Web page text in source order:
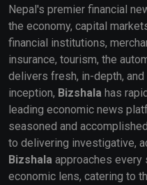
Nepal's premier financial
the economy, capital
financial institutions,
insurance, tourism, the
delivers fresh, in-depth,
inception, Bizshala has
leading economic news
seasoned and
to delivering investigative,
Bizshala approaches every
economic lens, catering to